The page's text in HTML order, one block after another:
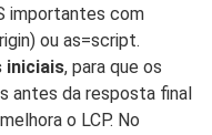
importantes com
ou as=script.
iniciais, para que os
antes da resposta final
o LCP. No